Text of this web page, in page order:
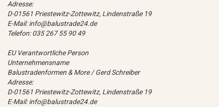
Adresse:
D-01561 Priestewitz-Zottewitz, Lindenstraße 19
E-Mail: info@balustrade24.de
Telefon: 035 267 55 90 49
EU Verantwortliche Person
Unternehmensname
Balustradenformen & More / Gerd Schreiber
Adresse:
D-01561 Priestewitz-Zottewitz, Lindenstraße 19
E-Mail: info@balustrade24.de